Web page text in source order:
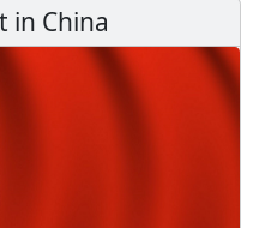
in China